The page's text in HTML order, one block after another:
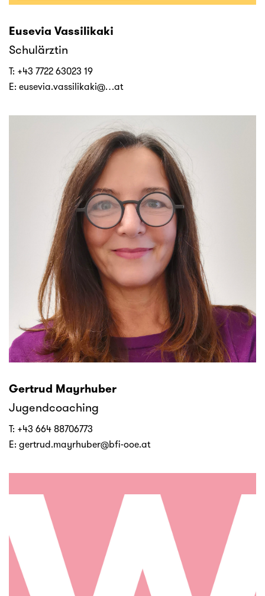
Eusevia Vassilikaki
Schulärztin
T: +43 7722 63023 19
E: eusevia.vassilikaki@…at
Gertrud Mayrhuber
Jugendcoaching
T: +43 664 88706773
E: gertrud.mayrhuber@bfi-ooe.at